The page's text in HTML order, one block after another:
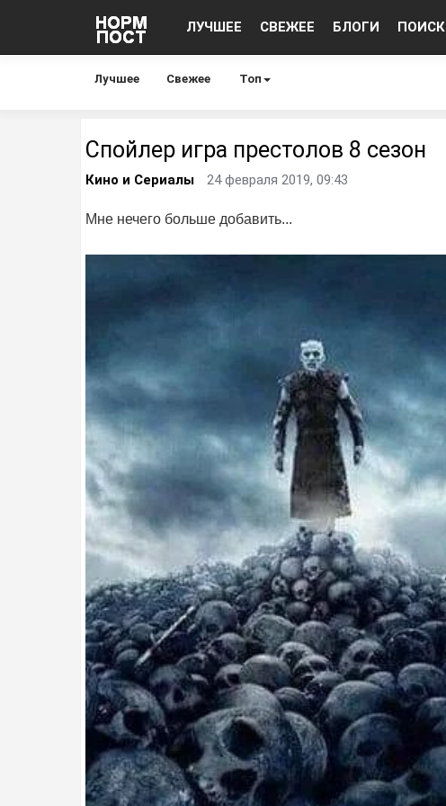
ЛУЧШЕЕ СВЕЖЕЕ БЛОГИ ПОИСК
Лучшее Свежее Топ
Спойлер игра престолов 8 сезон
Кино и Сериалы 24 февраля 2019, 09:43
Мне нечего больше добавить...